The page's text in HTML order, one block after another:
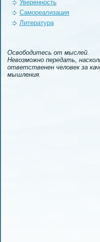
Уверeнность
Самореализация
Литература
Освободитесь от мыслей.
Невозможно передать,
ответственен человек за
мышления.